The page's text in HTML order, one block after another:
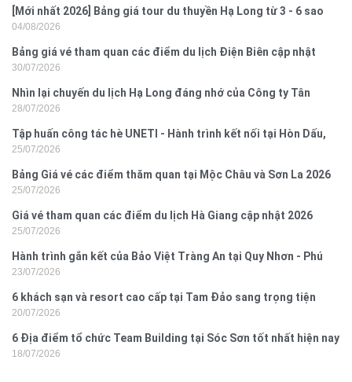
[Mới nhất 2026] Bảng giá tour du thuyền Hạ Long từ 3 - 6 sao
04/08/2026
Bảng giá vé tham quan các điểm du lịch Điện Biên cập nhật
2026
30/07/2026
Nhìn lại chuyến du lịch Hạ Long đáng nhớ của Công ty Tân
Hưng 2026
28/07/2026
Tập huấn công tác hè UNETI - Hành trình kết nối tại Hòn Dấu,
Đồ Sơn
25/07/2026
Bảng Giá vé các điểm thăm quan tại Mộc Châu và Sơn La 2026
25/07/2026
Giá vé tham quan các điểm du lịch Hà Giang cập nhật 2026
25/07/2026
Hành trình gắn kết của Bảo Việt Tràng An tại Quy Nhơn - Phú
Yên
23/07/2026
6 khách sạn và resort cao cấp tại Tam Đảo sang trọng tiện
nghi
20/07/2026
6 Địa điểm tổ chức Team Building tại Sóc Sơn tốt nhất hiện nay
18/07/2026